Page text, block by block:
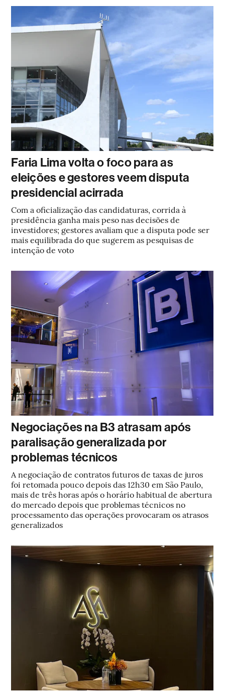
Faria Lima volta o foco para as
eleições e gestores veem disputa
presidencial acirrada
Com a oficialização das candidaturas, corrida à
presidência ganha mais peso nas decisões de
investidores; gestores avaliam que a disputa pode ser
mais equilibrada do que sugerem as pesquisas de
intenção de voto
Negociações na B3 atrasam após
paralisação generalizada por
problemas técnicos
A negociação de contratos futuros de taxas de juros
foi retomada pouco depois das 12h30 em São Paulo,
mais de três horas após o horário habitual de abertura
do mercado depois que problemas técnicos no
processamento das operações provocaram os atrasos
generalizados